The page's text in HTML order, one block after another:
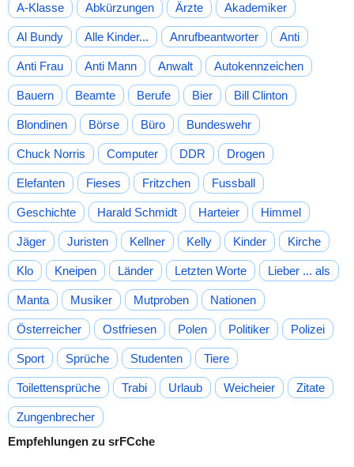
A-Klasse
Abkürzungen Ärzte Akademiker
Al Bundy Alle Kinder... Anrufbeantworter Anti
Anti Frau Anti Mann Anwalt Autokennzeichen
Bauern Beamte Berufe Bier Bill Clinton
Blondinen Börse Büro Bundeswehr
Chuck Norris Computer DDR Drogen
Elefanten Fieses Fritzchen Fussball
Geschichte Harald Schmidt Harteier Himmel
Jäger Juristen Kellner Kelly Kinder Kirche
Klo Kneipen Länder Letzten Worte Lieber ... als
Manta Musiker Mutproben Nationen
Österreicher Ostfriesen Polen Politiker Polizei
Sport Sprüche Studenten Tiere
Toilettensprüche Trabi Urlaub Weicheier Zitate
Zungenbrecher
Empfehlungen zu srFCche